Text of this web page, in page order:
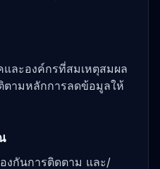
และองค์กรที่สมเหตุสมผล
ตามหลักการลดข้อมูลให้
งกันการติดตาม และ/